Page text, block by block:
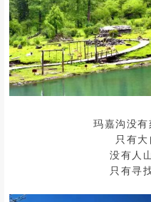
玛嘉沟没有
只有
没有人
只有寻